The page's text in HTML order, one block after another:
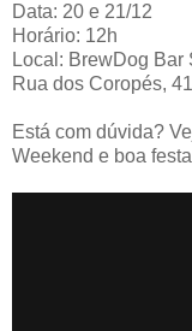
Data: 20 e 21/12
Horário: 12h
Local: BrewDog Bar
Rua dos Coropés,
Está com dúvida?
Weekend e boa